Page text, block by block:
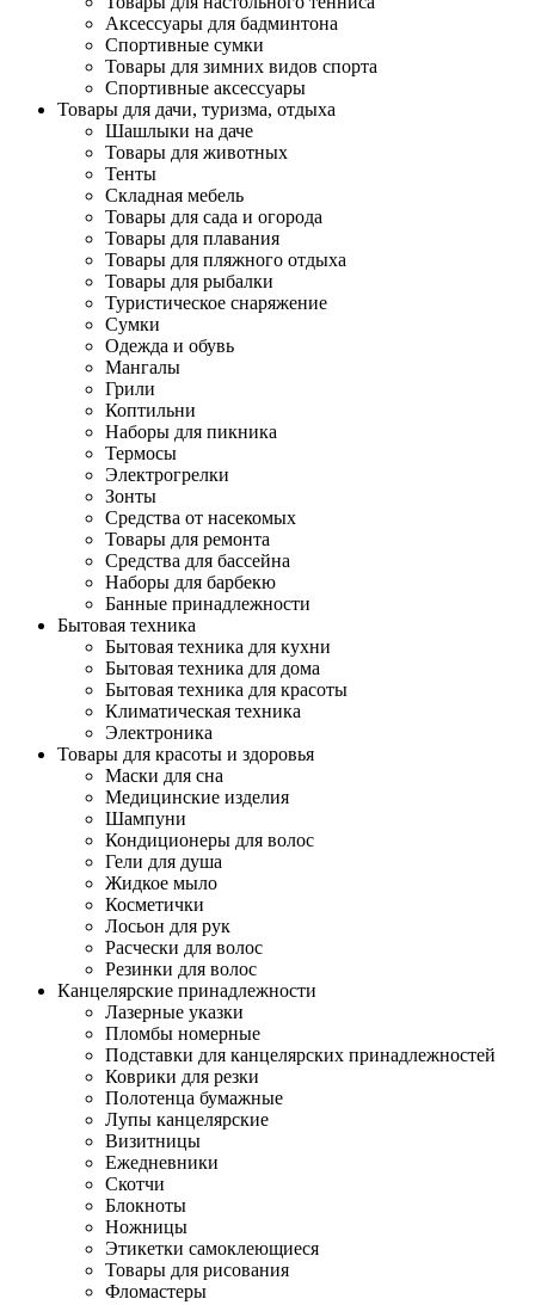
Аксессуары для бадминтона
Спортивные сумки
Товары для зимних видов спорта
Спортивные аксессуары
Товары для дачи, туризма, отдыха
Шашлыки на даче
Товары для животных
Тенты
Складная мебель
Товары для сада и огорода
Товары для плавания
Товары для пляжного отдыха
Товары для рыбалки
Туристическое снаряжение
Сумки
Одежда и обувь
Мангалы
Грили
Коптильни
Наборы для пикника
Термосы
Электрогрелки
Зонты
Средства от насекомых
Товары для ремонта
Средства для бассейна
Наборы для барбекю
Банные принадлежности
Бытовая техника
Бытовая техника для кухни
Бытовая техника для дома
Бытовая техника для красоты
Климатическая техника
Электроника
Товары для красоты и здоровья
Маски для сна
Медицинские изделия
Шампуни
Кондиционеры для волос
Гели для душа
Жидкое мыло
Косметички
Лосьон для рук
Расчески для волос
Резинки для волос
Канцелярские принадлежности
Лазерные указки
Пломбы номерные
Подставки для канцелярских принадлежностей
Коврики для резки
Полотенца бумажные
Лупы канцелярские
Визитницы
Ежедневники
Скотчи
Блокноты
Ножницы
Этикетки самоклеющиеся
Товары для рисования
Фломастеры